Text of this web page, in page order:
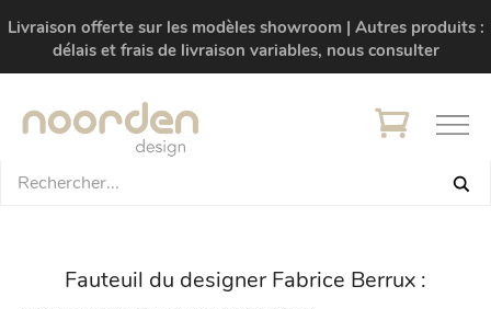
Livraison offerte sur les modèles showroom | Autres produits :
délais et frais de livraison variables, nous consulter
Fauteuil du designer Fabrice Berrux :